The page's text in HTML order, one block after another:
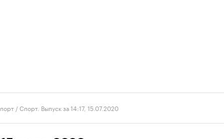
/Спорт. Выпуск за 14:17, 15.07.2020